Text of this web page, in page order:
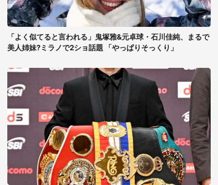
「よく似てると言われる」鬼塚雅&元卓球・石川佳純、まるで
美人姉妹?ミラノで2ショ話題 「やっぱりそっくり」